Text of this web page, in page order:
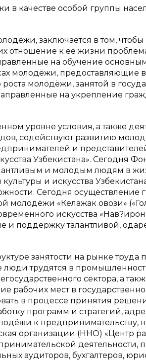
в качестве особой группы
заключается в том, чтобы
отношение к её жизни
на обучение
молодёжи, предоставляющие
молодёжи, занятой в
на укрепление
уровне условия, а также
содействуют развитию
и
Узбекистана». Сегодня
и молодым людям в
и искусства
Сегодня осуществление
молодёжи «Келажак овози»
искусства «Нав?ирон
и поддержку талантливой,
занятости на рынке труда
трудятся в
сектора, а
рабочих мест в
в процессе принятия
программ и стратегий,
к
организации (ННО) «Центр
деятельности,
аудиторов, бухгалтеров,